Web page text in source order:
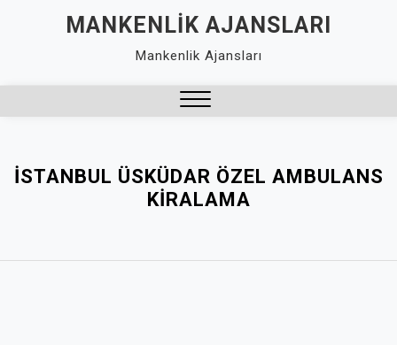
MANKENLIK AJANSLARI
Mankenlik Ajansları
İSTANBUL ÜSKÜDAR ÖZEL AMBULANS
KIRALAMA